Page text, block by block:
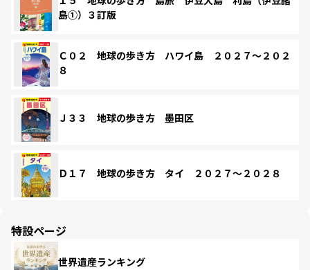
島①）３訂版
Ｃ０２ 地球の歩き方 ハワイ島 ２０２７～２０２
８
Ｊ３３ 地球の歩き方 墨田区
Ｄ１７ 地球の歩き方 タイ ２０２７～２０２８
特設ページ
世界遺産ランキング